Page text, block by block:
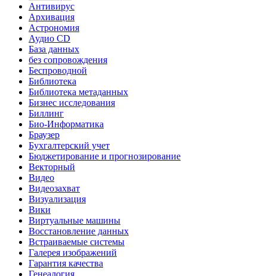
Антивирус
Архивация
Астрономия
Аудио CD
База данных
без сопровождения
Беспроводной
Библиотека
Библиотека метаданных
Бизнес исследования
Биллинг
Био-Информатика
Браузер
Бухгалтерский учет
Бюджетирование и прогнозирование
Векторный
Видео
Видеозахват
Визуализация
Вики
Виртуальные машины
Восстановление данных
Встраиваемые системы
Галерея изображений
Гарантия качества
Генеалогия